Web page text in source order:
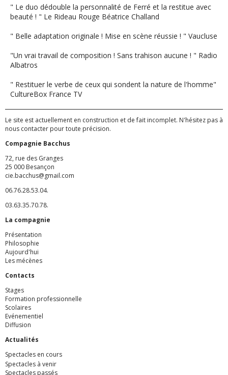
" Le duo dédouble la personnalité de Ferré et la restitue avec
beauté ! " Le Rideau Rouge Béatrice Challand
" Belle adaptation originale ! Mise en scène réussie ! " Vaucluse
"Un vrai travail de composition ! Sans trahison aucune ! " Radio
Albatros
" Restituer le verbe de ceux qui sondent la nature de l'homme"
CultureBox France TV
Le site est actuellement en construction et de fait incomplet. N'hésitez pas à
nous contacter pour toute précision.
Compagnie Bacchus
72, rue des Granges
25 000 Besançon
cie.bacchus@gmail.com
06.76.28.53.04.
03.63.35.70.78.
La compagnie
Présentation
Philosophie
Aujourd'hui
Les mécènes
Contacts
Stages
Formation professionnelle
Scolaires
Evénementiel
Diffusion
Actualités
Spectacles en cours
Spectacles à venir
Spectacles passés